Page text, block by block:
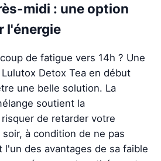
midi : une option
l'énergie
de fatigue vers 14h ? Une
Detox Tea en début
une belle solution. La
soutient la
de retarder votre
à condition de ne pas
l'un des avantages de sa faible